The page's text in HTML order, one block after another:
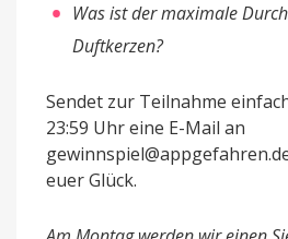
Was ist der maximale
Duftkerzen?
Sendet zur Teilnahme
23:59 Uhr eine E-Mail an
euer Glück.